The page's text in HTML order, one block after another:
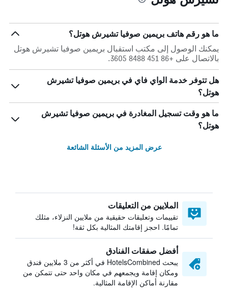
ما هو رقم هاتف بريمين صوفيا تشيرش هوتل؟
يمكنك الوصول إلى مكتب استقبال بريمين صوفيا تشيرش هوتل
بالاتصال على +86 451 8488 3605.
هل تتوفر خدمة الواي فاي في بريمين صوفيا تشيرش
هوتل؟
ما هو وقت تسجيل المغادرة في بريمين صوفيا تشيرش
هوتل؟
عرض المزيد من الأسئلة الشائعة
الملايين من التعليقات
تقييمات وتعليقات حقيقية من ملايين النزلاء، مثلك
تمامًا. احجز إقامتك المثالية بكل ثقة!
أفضل صفقات الفنادق
يبحث HotelsCombined في أكثر من 3 ملايين فندق
ومكان إقامة ويجمعهم في مكان واحد حتى تتمكن من
مقارنة أماكن الإقامة المثالية.